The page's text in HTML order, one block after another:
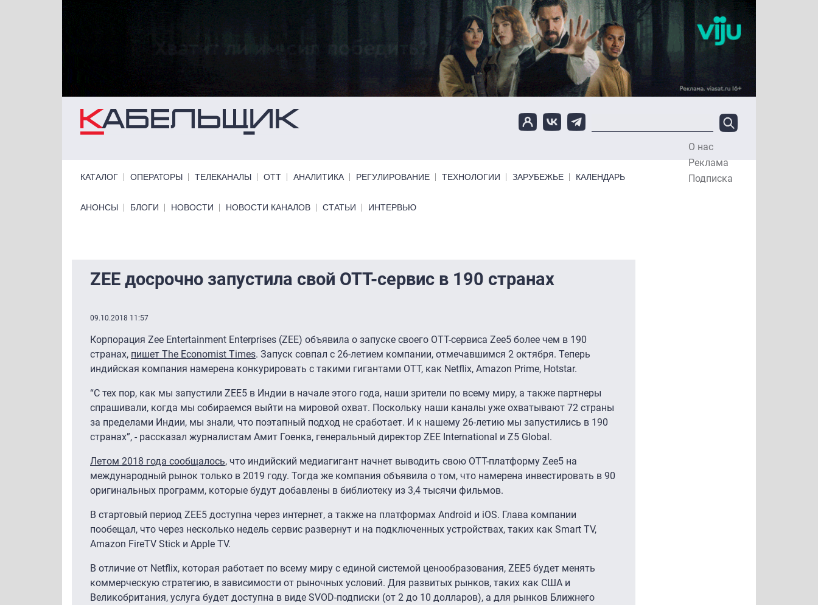
О нас
Реклама
Подписка
КАТАЛОГ ОПЕРАТОРЫ ТЕЛЕКАНАЛЫ ОТТ АНАЛИТИКА РЕГУЛИРОВАНИЕ ТЕХНОЛОГИИ ЗАРУБЕЖЬЕ КАЛЕНДАРЬ
Primary links bottom
АНОНСЫ БЛОГИ НОВОСТИ НОВОСТИ КАНАЛОВ СТАТЬИ ИНТЕРВЬЮ
ZEE досрочно запустила свой ОТТ-сервис в 190 странах
09.10.2018 11:57
Корпорация Zee Entertainment Enterprises (ZEE) объявила о запуске своего ОТТ-сервиса Zee5 более чем в 190
странах, пишет The Economist Times. Запуск совпал с 26-летием компании, отмечавшимся 2 октября. Теперь
индийская компания намерена конкурировать с такими гигантами OTT, как Netflix, Amazon Prime, Hotstar.
“С тех пор, как мы запустили ZEE5 в Индии в начале этого года, наши зрители по всему миру, а также партнеры
спрашивали, когда мы собираемся выйти на мировой охват. Поскольку наши каналы уже охватывают 72 страны
за пределами Индии, мы знали, что поэтапный подход не сработает. И к нашему 26-летию мы запустились в 190
странах”, - рассказал журналистам Амит Гоенка, генеральный директор ZEE International и Z5 Global.
Летом 2018 года сообщалось, что индийский медиагигант начнет выводить свою OTT-платформу Zee5 на
международный рынок только в 2019 году. Тогда же компания объявила о том, что намерена инвестировать в 90
оригинальных программ, которые будут добавлены в библиотеку из 3,4 тысячи фильмов.
В стартовый период ZEE5 доступна через интернет, а также на платформах Android и iOS. Глава компании
пообещал, что через несколько недель сервис развернут и на подключенных устройствах, таких как Smart TV,
Amazon FireTV Stick и Apple TV.
В отличие от Netflix, которая работает по всему миру с единой системой ценообразования, ZEE5 будет менять
коммерческую стратегию, в зависимости от рыночных условий. Для развитых рынков, таких как США и
Великобритания, услуга будет доступна в виде SVOD-подписки (от 2 до 10 долларов), а для рынков Ближнего